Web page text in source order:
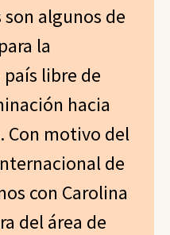
algunos de
la
libre de
hacia
Con motivo del
de
con Carolina
del área de